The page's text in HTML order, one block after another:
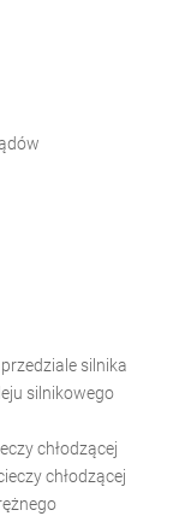
silnika
silnikowego
chłodzącej
chłodzącej